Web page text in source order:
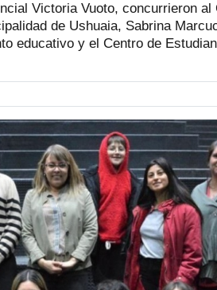
Victoria Vuoto, concurrieron
de Ushuaia, Sabrina
educativo y el Centro de